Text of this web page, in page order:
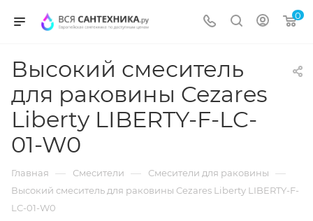
0
Высокий смеситель
для раковины Cezares
Liberty LIBERTY-F-LC-
01-W0
Главная — Смесители — Смесители для раковины —
Высокий смеситель для раковины Cezares Liberty LIBERTY-F-
LC-01-W0